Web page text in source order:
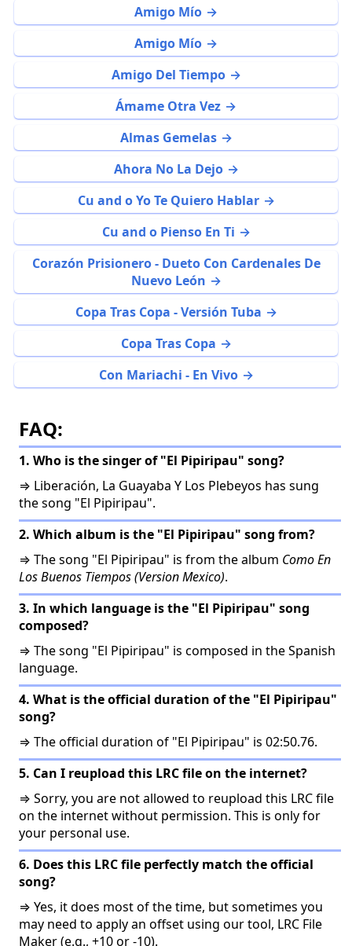
Amigo Mío
Amigo Mío
Amigo Del Tiempo
Ámame Otra Vez
Almas Gemelas
Ahora No La Dejo
Cu and o Yo Te Quiero Hablar
Cu and o Pienso En Ti
Corazón Prisionero - Dueto Con Cardenales De
Nuevo León
Copa Tras Copa - Versión Tuba
Copa Tras Copa
Con Mariachi - En Vivo
FAQ:
1. Who is the singer of "El Pipiripau" song?
⇒ Liberación, La Guayaba Y Los Plebeyos has sung
the song "El Pipiripau".
2. Which album is the "El Pipiripau" song from?
⇒ The song "El Pipiripau" is from the album Como En
Los Buenos Tiempos (Version Mexico).
3. In which language is the "El Pipiripau" song
composed?
⇒ The song "El Pipiripau" is composed in the Spanish
language.
4. What is the official duration of the "El Pipiripau"
song?
⇒ The official duration of "El Pipiripau" is 02:50.76.
5. Can I reupload this LRC file on the internet?
⇒ Sorry, you are not allowed to reupload this LRC file
on the internet without permission. This is only for
your personal use.
6. Does this LRC file perfectly match the official
song?
⇒ Yes, it does most of the time, but sometimes you
may need to apply an offset using our tool, LRC File
Maker (e.g., +10 or -10).